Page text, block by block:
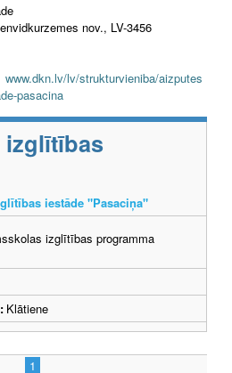
nov., LV-3456
www.dkn.lv/lv/strukturvieniba/aizputes
pasacina
izglītības
iestāde "Pasaciņa"
izglītības programma
Klātiene
1